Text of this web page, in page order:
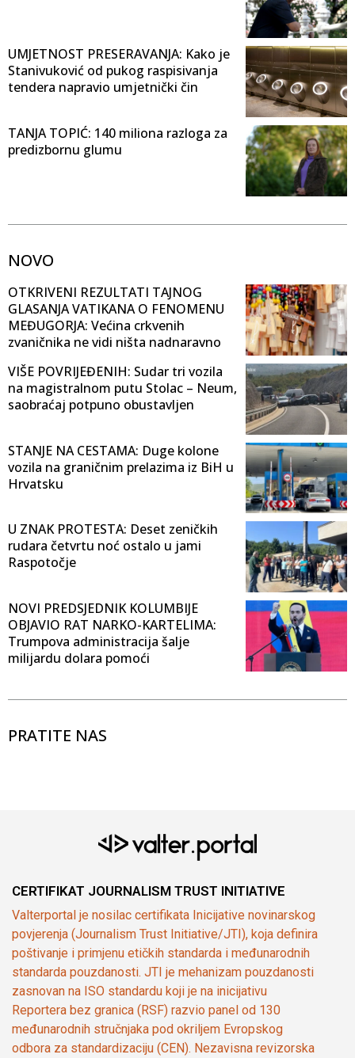
UMJETNOST PRESERAVANJA: Kako je
Stanivuković od pukog raspisivanja
tendera napravio umjetnički čin
TANJA TOPIĆ: 140 miliona razloga za
predizbornu glumu
NOVO
OTKRIVENI REZULTATI TAJNOG
GLASANJA VATIKANA O FENOMENU
MEĐUGORJA: Većina crkvenih
zvaničnika ne vidi ništa nadnaravno
VIŠE POVRIJEĐENIH: Sudar tri vozila
na magistralnom putu Stolac – Neum,
saobraćaj potpuno obustavljen
STANJE NA CESTAMA: Duge kolone
vozila na graničnim prelazima iz BiH u
Hrvatsku
U ZNAK PROTESTA: Deset zeničkih
rudara četvrtu noć ostalo u jami
Raspotočje
NOVI PREDSJEDNIK KOLUMBIJE
OBJAVIO RAT NARKO-KARTELIMA:
Trumpova administracija šalje
milijardu dolara pomoći
PRATITE NAS
CERTIFIKAT JOURNALISM TRUST INITIATIVE
Valterportal je nosilac certifikata Inicijative novinarskog
povjerenja (Journalism Trust Initiative/JTI), koja definira
poštivanje i primjenu etičkih standarda i međunarodnih
standarda pouzdanosti. JTI je mehanizam pouzdanosti
zasnovan na ISO standardu koji je na inicijativu
Reportera bez granica (RSF) razvio panel od 130
međunarodnih stručnjaka pod okriljem Evropskog
odbora za standardizaciju (CEN). Nezavisna revizorska